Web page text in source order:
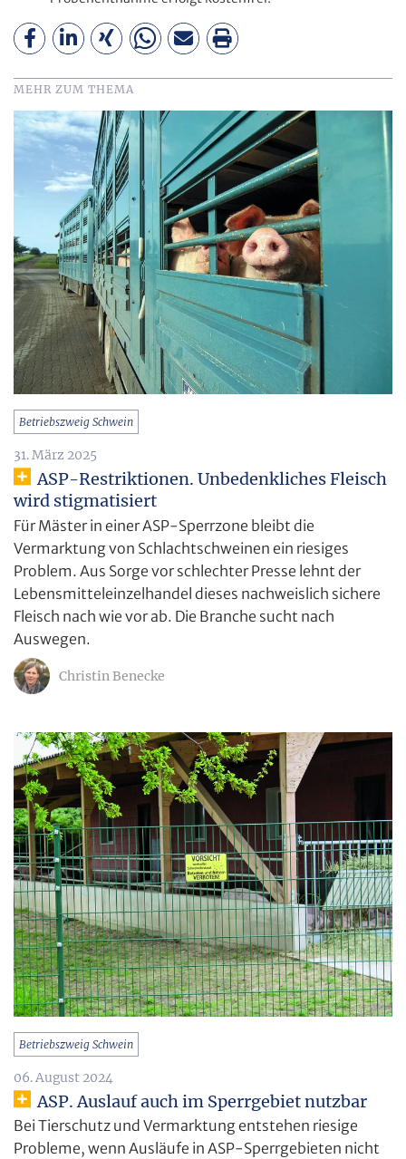
MEHR ZUM THEMA
Betriebszweig Schwein
31. März 2025
ASP-Restriktionen. Unbedenkliches Fleisch
wird stigmatisiert
Für Mäster in einer ASP-Sperrzone bleibt die
Vermarktung von Schlachtschweinen ein riesiges
Problem. Aus Sorge vor schlechter Presse lehnt der
Lebensmitteleinzelhandel dieses nachweislich sichere
Fleisch nach wie vor ab. Die Branche sucht nach
Auswegen.
Christin Benecke
Betriebszweig Schwein
06. August 2024
ASP. Auslauf auch im Sperrgebiet nutzbar
Bei Tierschutz und Vermarktung entstehen riesige
Probleme, wenn Ausläufe in ASP-Sperrgebieten nicht